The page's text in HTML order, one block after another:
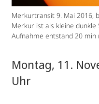
Merkurtransit 9. Mai 2016,
Merkur ist als kleine dunkle
Aufnahme entstand 20 min
Montag, 11.
Uhr